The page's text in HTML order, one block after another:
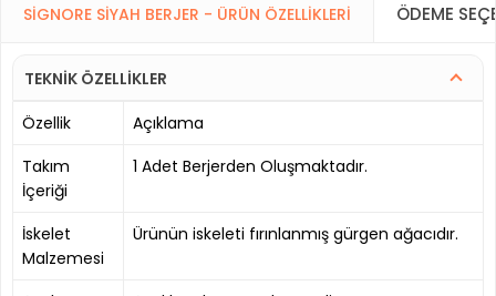
SIGNORE SIYAH BERJER - ÜRÜN ÖZELLIKLERI ÖDEME
TEKNİK ÖZELLİKLER
Özellik
Açıklama
Takım
İçeriği
1 Adet Berjerden Oluşmaktadır.
İskelet
Malzemesi
Ürünün iskeleti fırınlanmış gürgen ağacıdır.